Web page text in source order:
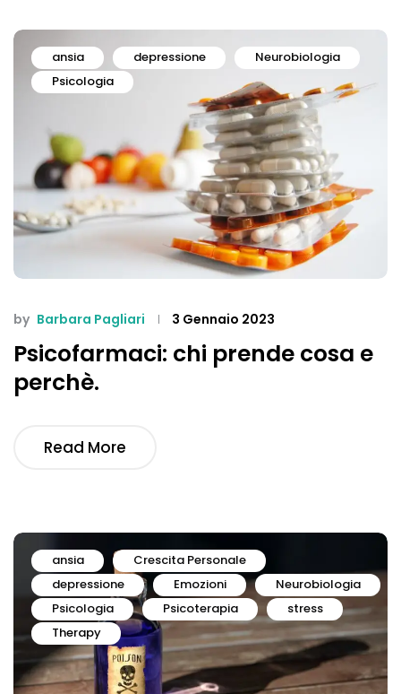
ansia depressione
Neurobiologia
Psicologia
by Barbara Pagliari 3 Gennaio 2023
Psicofarmaci: chi prende cosa e
perchè.
Read More
ansia
Crescita Personale
depressione
Emozioni
Neurobiologia
Psicologia
Psicoterapia
stress
Therapy